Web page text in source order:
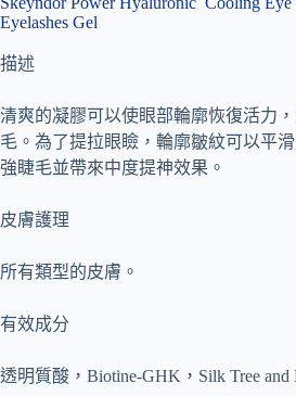
Eyelashes Gel
描述
清爽的凝膠可以使眼部輪廓恢復活力
毛。 為了提拉眼瞼，輪廓皺紋可以平
強睫毛並帶來中度提神效果。
皮膚護理
所有類型的皮膚。
有效成分
透明質酸，Biotine-GHK，Silk Tree and